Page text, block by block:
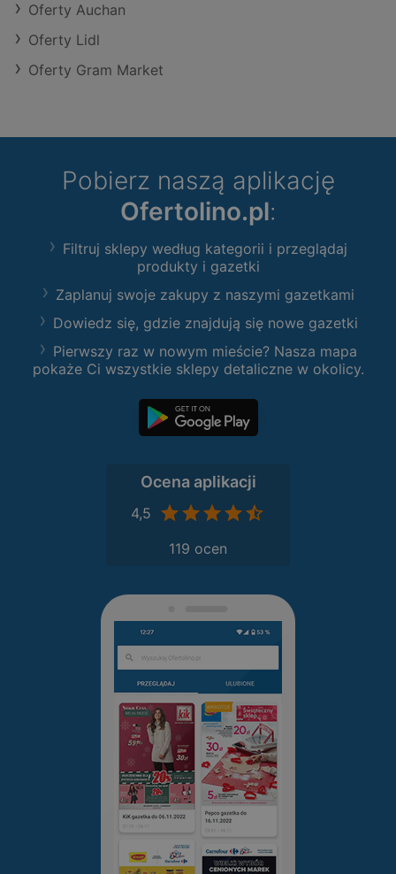
Oferty Auchan
Oferty Lidl
Oferty Gram Market
Pobierz naszą aplikację
Ofertolino.pl:
Filtruj sklepy według kategorii i przeglądaj
produkty i gazetki
Zaplanuj swoje zakupy z naszymi gazetkami
Dowiedz się, gdzie znajdują się nowe gazetki
Pierwszy raz w nowym mieście? Nasza mapa
pokaże Ci wszystkie sklepy detaliczne w okolicy.
Ocena aplikacji
4,5
119 ocen